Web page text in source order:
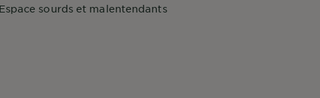
Espace sourds et malentendants